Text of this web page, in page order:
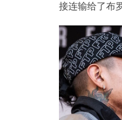
接连输给了布